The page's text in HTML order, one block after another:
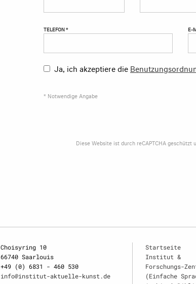
TELEFON * E-
Ja, ich akzeptiere die
* Notwendige Angabe
Diese Website ist durch reCAPTCHA geschützt
Choisyring 10
66740 Saarlouis
+49 (0) 6831 - 460 530
info@institut-aktuelle-kunst.de
Startseite
Institut &
Forschungs-
(Einfache